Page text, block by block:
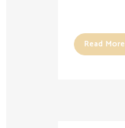
Read More